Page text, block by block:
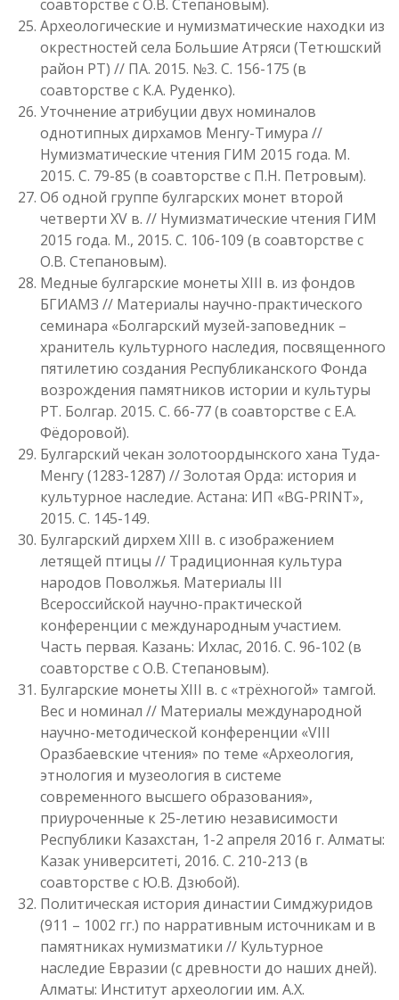
соавторстве с О.В. Степановым).
Археологические и нумизматические находки из
окрестностей села Большие Атряси (Тетюшский
район РТ) // ПА. 2015. №3. С. 156-175 (в
соавторстве с К.А. Руденко).
Уточнение атрибуции двух номиналов
однотипных дирхамов Менгу-Тимура //
Нумизматические чтения ГИМ 2015 года. М.
2015. С. 79-85 (в соавторстве с П.Н. Петровым).
Об одной группе булгарских монет второй
четверти XV в. // Нумизматические чтения ГИМ
2015 года. М., 2015. С. 106-109 (в соавторстве с
О.В. Степановым).
Медные булгарские монеты XIII в. из фондов
БГИАМЗ // Материалы научно-практического
семинара «Болгарский музей-заповедник –
хранитель культурного наследия, посвященного
пятилетию создания Республиканского Фонда
возрождения памятников истории и культуры
РТ. Болгар. 2015. С. 66-77 (в соавторстве с Е.А.
Фёдоровой).
Булгарский чекан золотоордынского хана Туда-
Менгу (1283-1287) // Золотая Орда: история и
культурное наследие. Астана: ИП «BG-PRINT»,
2015. С. 145-149.
Булгарский дирхем XIII в. с изображением
летящей птицы // Традиционная культура
народов Поволжья. Материалы III
Всероссийской научно-практической
конференции с международным участием.
Часть первая. Казань: Ихлас, 2016. С. 96-102 (в
соавторстве с О.В. Степановым).
Булгарские монеты XIII в. с «трёхногой» тамгой.
Вес и номинал // Материалы международной
научно-методической конференции «VIII
Оразбаевские чтения» по теме «Археология,
этнология и музеология в системе
современного высшего образования»,
приуроченные к 25-летию независимости
Республики Казахстан, 1-2 апреля 2016 г. Алматы:
Казак университетi, 2016. С. 210-213 (в
соавторстве с Ю.В. Дзюбой).
Политическая история династии Симджуридов
(911 – 1002 гг.) по нарративным источникам и в
памятниках нумизматики // Культурное
наследие Евразии (с древности до наших дней).
Алматы: Институт археологии им. А.Х.